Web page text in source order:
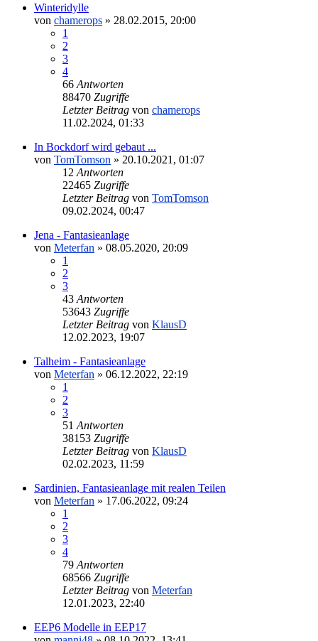
Winteridylle
von chamerops » 28.02.2015, 20:00
1
2
3
4
66 Antworten
88470 Zugriffe
Letzter Beitrag von chamerops
11.02.2024, 01:33
In Bockdorf wird gebaut ...
von TomTomson » 20.10.2021, 01:07
12 Antworten
22465 Zugriffe
Letzter Beitrag von TomTomson
09.02.2024, 00:47
Jena - Fantasieanlage
von Meterfan » 08.05.2020, 20:09
1
2
3
43 Antworten
53643 Zugriffe
Letzter Beitrag von KlausD
12.02.2023, 19:07
Talheim - Fantasieanlage
von Meterfan » 06.12.2022, 22:19
1
2
3
51 Antworten
38153 Zugriffe
Letzter Beitrag von KlausD
02.02.2023, 11:59
Sardinien, Fantasieanlage mit realen Teilen
von Meterfan » 17.06.2022, 09:24
1
2
3
4
79 Antworten
68566 Zugriffe
Letzter Beitrag von Meterfan
12.01.2023, 22:40
EEP6 Modelle in EEP17